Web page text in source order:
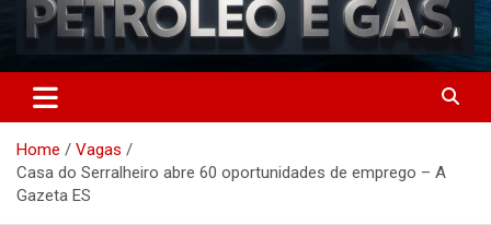
Petróleo e Gás | Últimas
notícias relacionadas a
petróleo, gás, vagas de
emprego, energia, setor
Home
Vagas
Casa do Serralheiro abre 60 oportunidades de emprego – A
Gazeta ES